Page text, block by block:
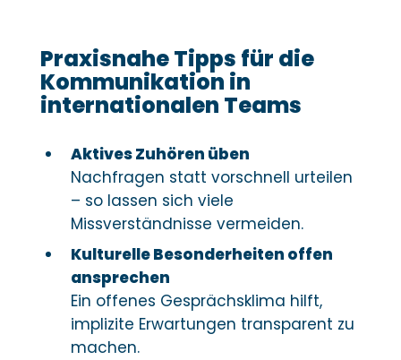
Praxisnahe Tipps für die
Kommunikation in
internationalen Teams
Aktives Zuhören üben
Nachfragen statt vorschnell urteilen
– so lassen sich viele
Missverständnisse vermeiden.
Kulturelle Besonderheiten offen
ansprechen
Ein offenes Gesprächsklima hilft,
implizite Erwartungen transparent zu
machen.